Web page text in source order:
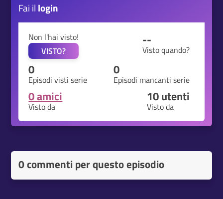
Fai il login
Non l'hai visto!
VISTO?
--
Visto quando?
0
Episodi visti serie
0
Episodi mancanti serie
0 amici
Visto da
10utenti
Visto da
0 commenti per questo episodio